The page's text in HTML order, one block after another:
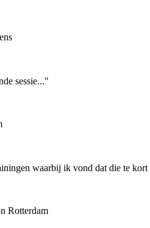
sessie..."
waarbij ik vond dat die te
Rotterdam